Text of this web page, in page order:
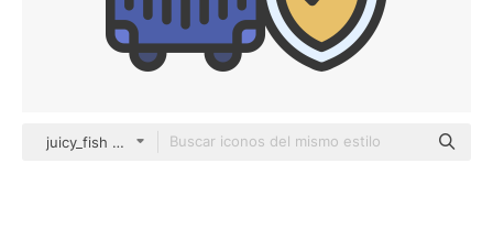
juicy_fish color lineal-color